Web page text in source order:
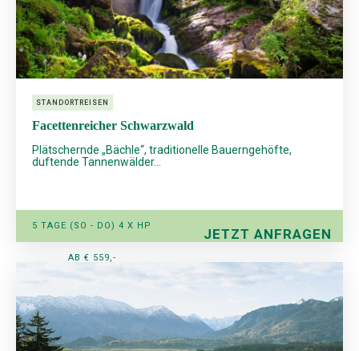
STANDORTREISEN
Facettenreicher Schwarzwald
Plätschernde „Bächle“, traditionelle Bauerngehöfte,
duftende Tannenwälder...
JETZT ANFRAGEN
5 TAGE (SO - DO) 4 X HP
AB € 559,-